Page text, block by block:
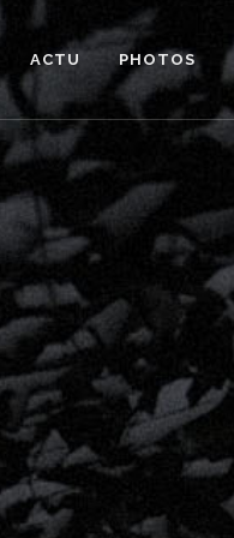
ACTU PHOTOS